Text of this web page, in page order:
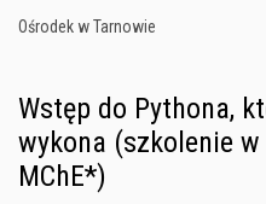
Ośrodek w Tarnowie
Wstęp do Pythona,
wykona (szkolenie
MChE*)